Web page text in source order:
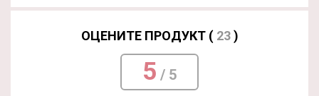
ОЦЕНИТЕ ПРОДУКТ ( 23)
5 / 5